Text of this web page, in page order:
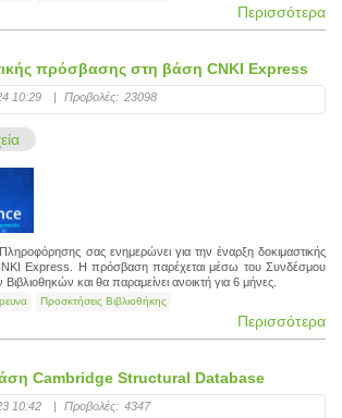
Περισσότερα
πρόσβασης στη βάση CNKI Express
10:29 | Προβολές: 23098
σας ενημερώνει για την έναρξη δοκιμαστικής
Express. Η πρόσβαση παρέχεται μέσω του Συνδέσμου
και θα παραμείνει ανοικτή για 6 μήνες.
Προσκτήσεις Βιβλιοθήκης
Περισσότερα
Cambridge Structural Database
10:42 Προβολές: 4347